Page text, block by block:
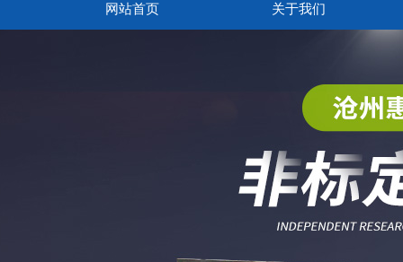
网站首页 关于我们